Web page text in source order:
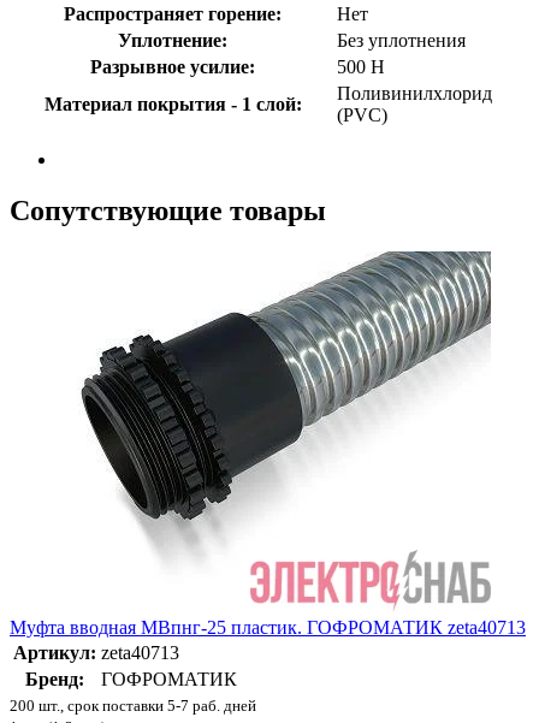
Распространяет горение:
Нет
Уплотнение:
Без уплотнения
Разрывное усилие:
500 Н
Материал покрытия - 1 слой:
Поливинилхлорид
(PVC)
Сопутствующие товары
Муфта вводная МВпнг-25 пластик. ГОФРОМАТИК zeta40713
Артикул: zeta40713
Бренд:
ГОФРОМАТИК
200 шт., срок поставки 5-7 раб. дней